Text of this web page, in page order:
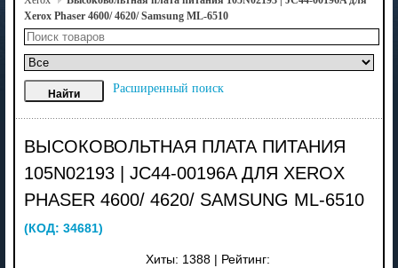
Xerox Phaser 4600/ 4620/ Samsung ML-6510
Расширенный поиск
ВЫСОКОВОЛЬТНАЯ ПЛАТА ПИТАНИЯ
105N02193 | JC44-00196A ДЛЯ XEROX
PHASER 4600/ 4620/ SAMSUNG ML-6510
(КОД: 34681)
Хиты: 1388 Рейтинг: